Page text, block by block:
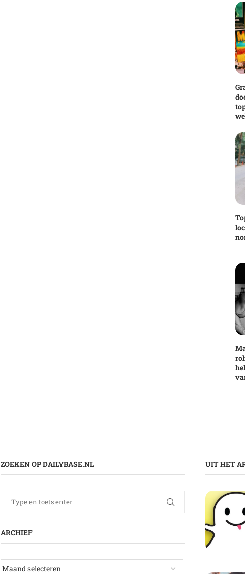
ZOEKEN OP DAILYBASE.NL
ARCHIEF
UIT HET